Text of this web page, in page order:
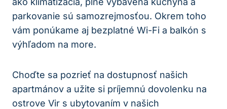
parkovanie sú samozrejmosťou. Okrem toho
vám ponúkame aj bezplatné Wi-Fi a balkón s
výhľadom na more.
Choďte sa pozrieť na dostupnosť našich
apartmánov a užite si príjemnú dovolenku na
ostrove Vir s ubytovaním v našich